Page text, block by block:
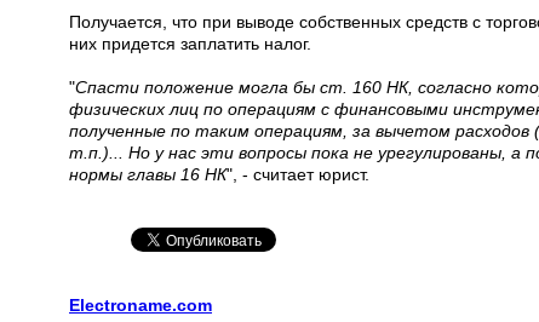
Получается, что при выводе собственных средств с
них придется заплатить налог.
"Спасти положение могла бы ст. 160 НК, согласно
физических лиц по операциям с финансовыми
полученные по таким операциям, за вычетом
т.п.)... Но у нас эти вопросы пока не урегулированы,
нормы главы 16 НК", - считает юрист.
Electroname.com